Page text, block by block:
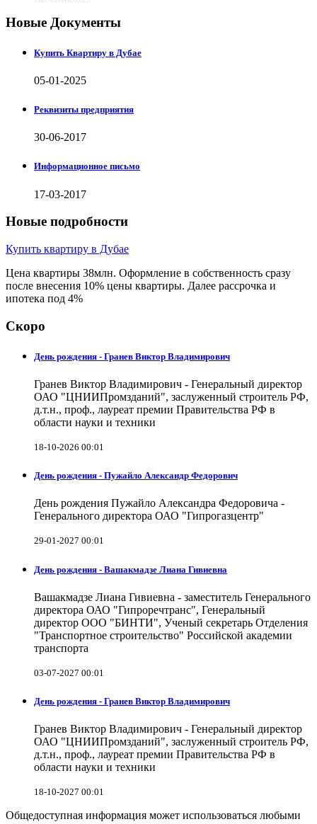
Новые Документы
Купить Квартиру в Дубае
05-01-2025
Реквизиты предприятия
30-06-2017
Информационное письмо
17-03-2017
Новые подробности
Купить квартиру в Дубае
Цена квартиры 38млн. Оформление в собственность сразу
после внесения 10% цены квартиры. Далее рассрочка и
ипотека под 4%
Скоро
День рождения - Гранев Виктор Владимирович
Гранев Виктор Владимирович - Генеральный директор
ОАО "ЦНИИПромзданий", заслуженный строитель РФ,
д.т.н., проф., лауреат премии Правительства РФ в
области науки и техники
18-10-2026 00:01
День рождения - Пужайло Александр Федорович
День рождения Пужайло Александра Федоровича -
Генерального директора ОАО "Гипрогазцентр"
29-01-2027 00:01
День рождения - Вашакмадзе Лиана Гивиевна
Вашакмадзе Лиана Гивиевна - заместитель Генерального
директора ОАО "Гипроречтранс", Генеральный
директор ООО "БИНТИ", Ученый секретарь Отделения
"Транспортное строительство" Российской академии
транспорта
03-07-2027 00:01
День рождения - Гранев Виктор Владимирович
Гранев Виктор Владимирович - Генеральный директор
ОАО "ЦНИИПромзданий", заслуженный строитель РФ,
д.т.н., проф., лауреат премии Правительства РФ в
области науки и техники
18-10-2027 00:01
Общедоступная информация может использоваться любыми